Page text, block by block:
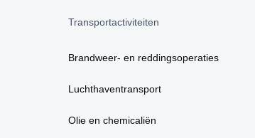
Transportactiviteiten
Brandweer- en reddingsoperaties
Luchthaventransport
Olie en chemicaliën